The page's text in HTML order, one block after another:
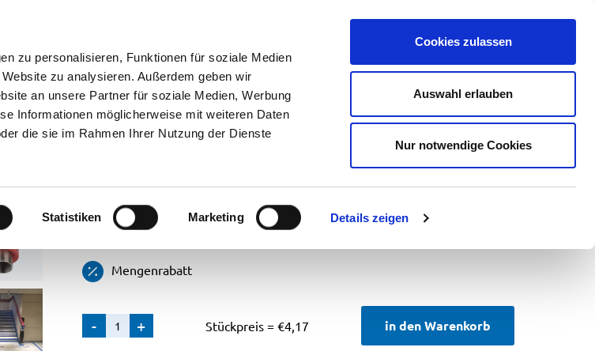
zu personalisieren, Funktionen für soziale Medien
zu analysieren. Außerdem geben wir
an unsere Partner für soziale Medien, Werbung
Informationen möglicherweise mit weiteren Daten
die sie im Rahmen Ihrer Nutzung der Dienste
Statistiken Marketing Details zeigen
Cookies zulassen
Auswahl erlauben
Nur notwendige Cookies
Handrail red
brandschutzzertifizierter Schaumstoff zum Schutz von schmalen
Handläufen
Mengenrabatt
-
Handrail
red
+ Stückpreis = €4,17 in den Warenkorb